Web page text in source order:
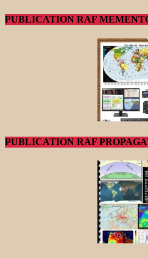
PUBLICATION RAF
PUBLICATION RAF